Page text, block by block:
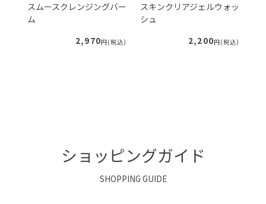
スムースクレンジングバー
ム
2,970円(税込)
スキンクリアジェルウォッ
シュ
2,200円(税込)
ショッピングガイド
SHOPPING GUIDE